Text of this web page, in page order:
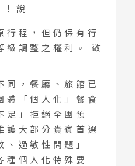
說
行程，但仍保有行
級調整之權利。 敬
同，餐廳、旅館已
體「個人化」餐食
足」拒絕全團預
護大部分貴賓首選
、過敏性問題」
種個人化特殊要